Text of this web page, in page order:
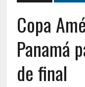
Copa
Panamá
de final